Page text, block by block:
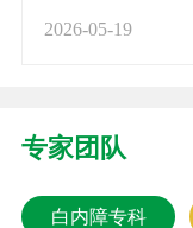
2026-05-19
专家团队
白内障专科